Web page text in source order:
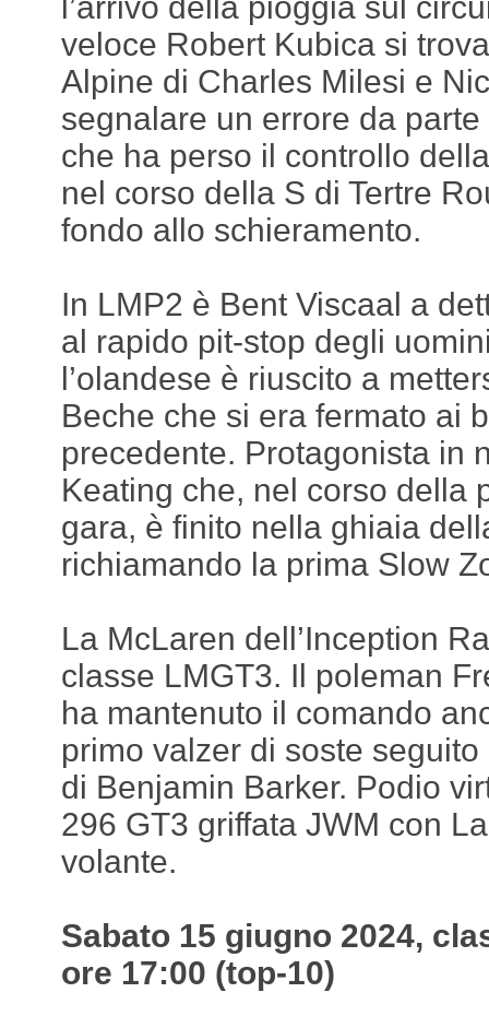
l’arrivo della pioggia sul
veloce Robert Kubica si
Alpine di Charles Milesi e
segnalare un errore da
che ha perso il controllo
nel corso della S di Tertre
fondo allo schieramento.
In LMP2 è Bent Viscaal a
al rapido pit-stop degli
l’olandese è riuscito a
Beche che si era fermato ai
precedente. Protagonista in
Keating che, nel corso della
gara, è finito nella ghiaia
richiamando la prima Slow
La McLaren dell’Inception
classe LMGT3. Il poleman
ha mantenuto il comando
primo valzer di soste
di Benjamin Barker. Podio
296 GT3 griffata JWM con
volante.
Sabato 15 giugno 2024,
ore 17:00 (top-10)